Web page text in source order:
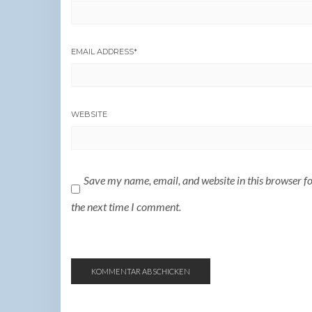
EMAIL ADDRESS*
WEBSITE
Save my name, email, and website in this browser
the next time I comment.